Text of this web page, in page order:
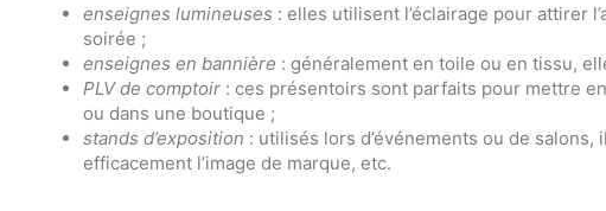
enseignes lumineuses : elles utilisent l’éclairage pour attirer
soirée ;
enseignes en bannière : généralement en toile ou en tissu,
PLV de comptoir : ces présentoirs sont parfaits pour mettre
ou dans une boutique ;
stands d’exposition : utilisés lors d’événements ou de
efficacement l’image de marque, etc.